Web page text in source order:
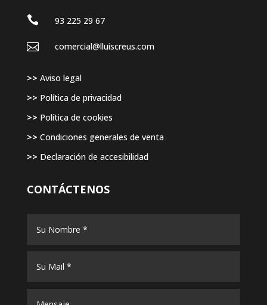
 93 225 29 67
 comercial@lluiscreus.com
>> Aviso legal
>> Política de privacidad
>> Política de cookies
>> Condiciones generales de venta
>> Declaración de accesibilidad
CONTÁCTENOS